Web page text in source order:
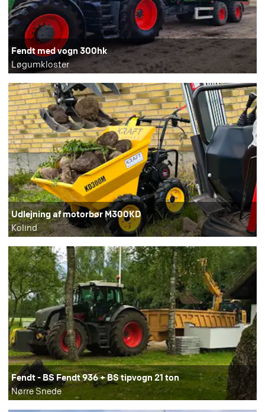
Fendt med vogn 300hk
Løgumkloster
Udlejning af motorbør M300KD
Kolind
Fendt - BS Fendt 936 + BS tipvogn 21 ton
Nørre Snede